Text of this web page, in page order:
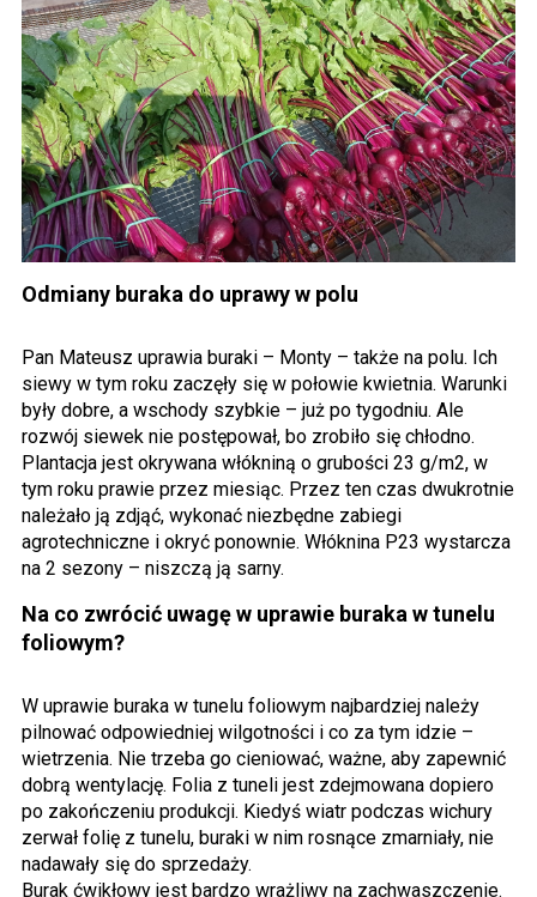
Odmiany buraka do uprawy w polu
Pan Mateusz uprawia buraki – Monty – także na polu. Ich
siewy w tym roku zaczęły się w połowie kwietnia. Warunki
były dobre, a wschody szybkie – już po tygodniu. Ale
rozwój siewek nie postępował, bo zrobiło się chłodno.
Plantacja jest okrywana włókniną o grubości 23 g/m2, w
tym roku prawie przez miesiąc. Przez ten czas dwukrotnie
należało ją zdjąć, wykonać niezbędne zabiegi
agrotechniczne i okryć ponownie. Włóknina P23 wystarcza
na 2 sezony – niszczą ją sarny.
Na co zwrócić uwagę w uprawie buraka w tunelu
foliowym?
W uprawie buraka w tunelu foliowym najbardziej należy
pilnować odpowiedniej wilgotności i co za tym idzie –
wietrzenia. Nie trzeba go cieniować, ważne, aby zapewnić
dobrą wentylację. Folia z tuneli jest zdejmowana dopiero
po zakończeniu produkcji. Kiedyś wiatr podczas wichury
zerwał folię z tunelu, buraki w nim rosnące zmarniały, nie
nadawały się do sprzedaży.
Burak ćwikłowy jest bardzo wrażliwy na zachwaszczenie.